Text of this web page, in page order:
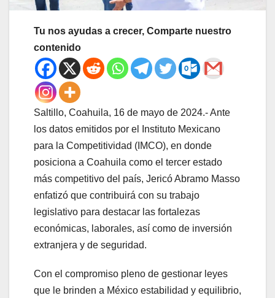
Tu nos ayudas a crecer, Comparte nuestro
contenido
Saltillo, Coahuila, 16 de mayo de 2024.- Ante
los datos emitidos por el Instituto Mexicano
para la Competitividad (IMCO), en donde
posiciona a Coahuila como el tercer estado
más competitivo del país, Jericó Abramo Masso
enfatizó que contribuirá con su trabajo
legislativo para destacar las fortalezas
económicas, laborales, así como de inversión
extranjera y de seguridad.
Con el compromiso pleno de gestionar leyes
que le brinden a México estabilidad y equilibrio,